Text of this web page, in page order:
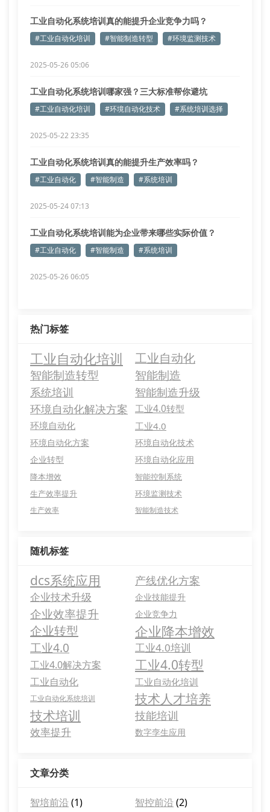
工业自动化系统培训真的能提升企业竞争力吗？
#工业自动化培训 #智能制造转型 #环境监测技术
2025-05-26 05:06
工业自动化系统培训哪家强？三大标准帮你避坑
#工业自动化培训 #环境自动化技术 #系统培训选择
2025-05-22 23:35
工业自动化系统培训真的能提升生产效率吗？
#工业自动化 #智能制造 #系统培训
2025-05-24 07:13
工业自动化系统培训能为企业带来哪些实际价值？
#工业自动化 #智能制造 #系统培训
2025-05-26 06:05
热门标签
工业自动化培训
工业自动化
智能制造转型
智能制造
系统培训 智能制造升级
环境自动化解决方案
工业4.0转型
环境自动化
工业4.0
环境自动化方案
环境自动化技术
企业转型
环境自动化应用
降本增效
智能控制系统
生产效率提升
环境监测技术
生产效率 智能制造技术
随机标签
dcs系统应用 产线优化方案
企业技术升级 企业技能提升
企业效率提升 企业竞争力
企业转型 企业降本增效
工业4.0 工业4.0培训
工业4.0解决方案 工业4.0转型
工业自动化 工业自动化培训
工业自动化系统培训
技术人才培养
技术培训
技能培训
效率提升 数字孪生应用
文章分类
智培前沿 (1) 智控前沿 (2)